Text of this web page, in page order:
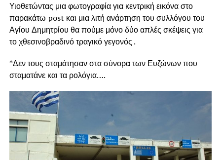
Υιοθετώντας μια φωτογραφία για κεντρική εικόνα στο
παρακάτω post και μια λιτή ανάρτηση του συλλόγου του
Αγίου Δημητρίου θα πούμε μόνο δύο απλές σκέψεις για
το χθεσινοβραδινό τραγικό γεγονός .
*Δεν τους σταμάτησαν στα σύνορα των Ευζώνων που
σταματάνε και τα ρολόγια….